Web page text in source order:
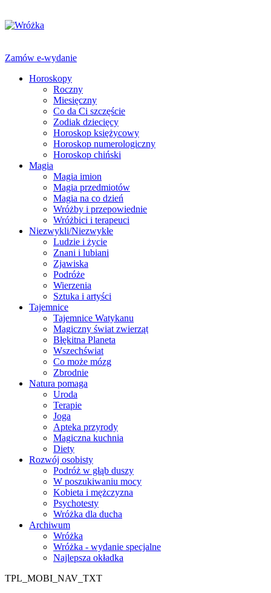
Zamów e-wydanie
Horoskopy
Roczny
Miesięczny
Co da Ci szczęście
Zodiak dziecięcy
Horoskop księżycowy
Horoskop numerologiczny
Horoskop chiński
Magia
Magia imion
Magia przedmiotów
Magia na co dzień
Wróżby i przepowiednie
Wróżbici i terapeuci
Niezwykli/Niezwykłe
Ludzie i życie
Znani i lubiani
Zjawiska
Podróże
Wierzenia
Sztuka i artyści
Tajemnice
Tajemnice Watykanu
Magiczny świat zwierząt
Błękitna Planeta
Wszechświat
Co może mózg
Zbrodnie
Natura pomaga
Uroda
Terapie
Joga
Apteka przyrody
Magiczna kuchnia
Diety
Rozwój osobisty
Podróż w głąb duszy
W poszukiwaniu mocy
Kobieta i mężczyzna
Psychotesty
Wróżka dla ducha
Archiwum
Wróżka
Wróżka - wydanie specjalne
Najlepsza okładka
TPL_MOBI_NAV_TXT